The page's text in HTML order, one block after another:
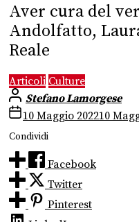
Aver cura del
Andolfatto,
Reale
Articoli Culture
Stefano Lamorgese
10 Maggio 202210
Condividi
Facebook
Twitter
Pinterest